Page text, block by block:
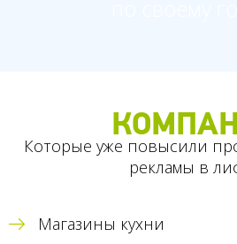
Которые уже повысили
рекламы в
Магазины кухни